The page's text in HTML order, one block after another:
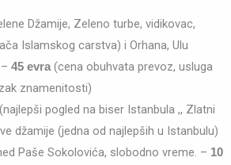
Džamije, Zeleno turbe, vidikovac,
Islamskog carstva) i Orhana, Ulu
45 evra(cena obuhvata prevoz, usluga
znamenitosti)
(najlepši pogled na biser Istanbula ,, Zlatni
džamije (jedna od najlepših u Istanbulu)
Paše Sokolovića, slobodno vreme. – 10